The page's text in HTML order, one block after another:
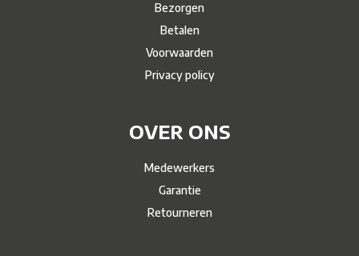
Bezorgen
Betalen
Voorwaarden
Privacy policy
OVER ONS
Medewerkers
Garantie
Retourneren